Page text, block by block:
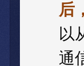
后
以
通